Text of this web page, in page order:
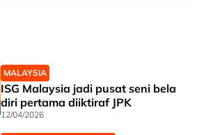
MALAYSIA
ISG Malaysia jadi pusat seni bela
diri pertama diiktiraf JPK
12/04/2026